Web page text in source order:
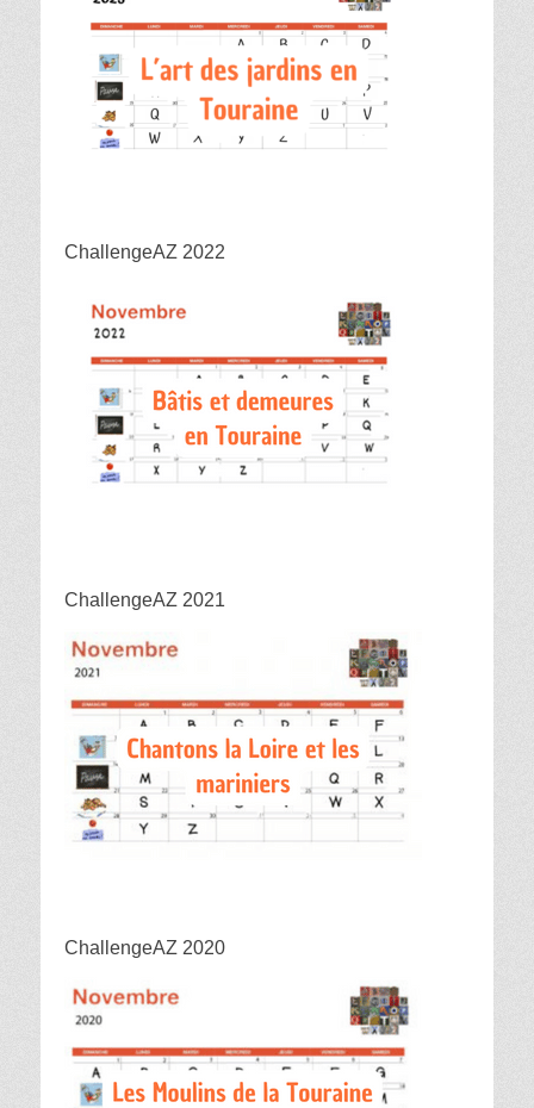
ChallengeAZ 2022
ChallengeAZ 2021
ChallengeAZ 2020